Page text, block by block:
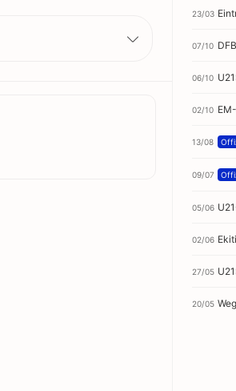
23/03
07/10
06/10
02/10
13/08
09/07
05/06
02/06
27/05
20/05